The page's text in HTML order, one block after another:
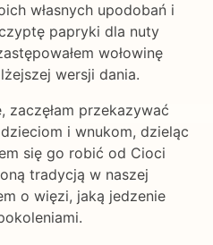
własnych upodobań i
papryki dla nuty
wołowinę
wersji dania.
zaczęłam przekazywać
i wnukom, dzieląc
się go robić od Cioci
tradycją w naszej
o więzi, jaką jedzenie